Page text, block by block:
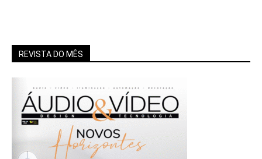
REVISTA DO MÊS